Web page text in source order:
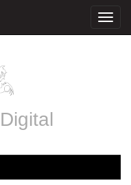
Digital